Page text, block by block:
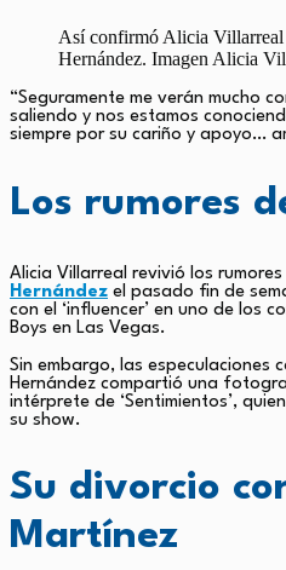
Así confirmó Alicia Villarreal
Hernández. Imagen Alicia
“Seguramente me verán mucho
saliendo y nos estamos
siempre por su cariño y apoyo…
Los rumores
Alicia Villarreal revivió los
Hernández el pasado fin de
con el ‘influencer’ en uno de los
Boys en Las Vegas.
Sin embargo, las especulaciones
Hernández compartió una
intérprete de ‘Sentimientos’,
su show.
Su divorcio
Martínez